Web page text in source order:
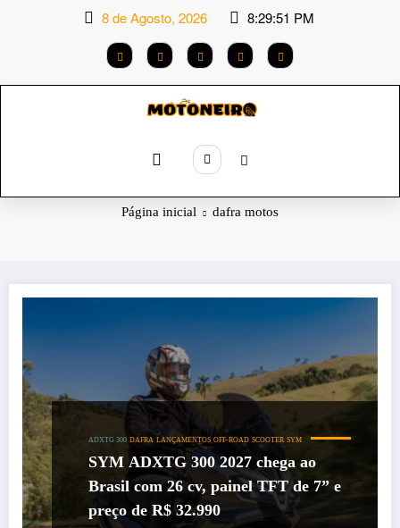
8 de Agosto, 2026 8:29:52 PM
Etiqueta: dafra motos
Página inicial dafra motos
ADXTG 300 DAFRA LANÇAMENTOS OFF-ROAD SCOOTER SYM
SYM ADXTG 300 2027 chega ao
Brasil com 26 cv, painel TFT de 7” e
preço de R$ 32.990